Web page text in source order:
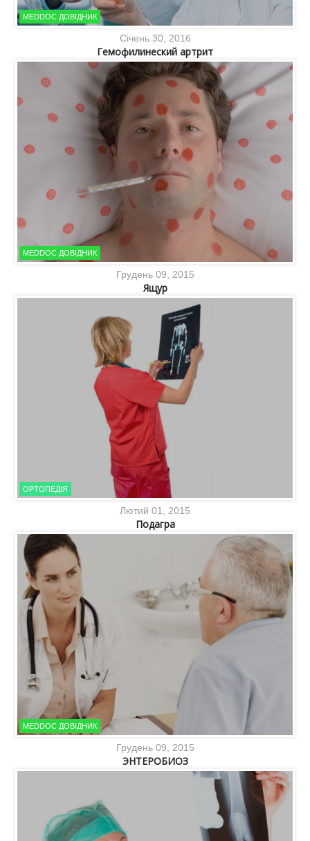
MEDDOC ДОВІДНИК
Січень 30, 2016
Гемофилинеский артрит
MEDDOC ДОВІДНИК
Грудень 09, 2015
Ящур
ОРТОПЕДІЯ
Лютий 01, 2015
Подагра
MEDDOC ДОВІДНИК
Грудень 09, 2015
ЭНТЕРОБИОЗ